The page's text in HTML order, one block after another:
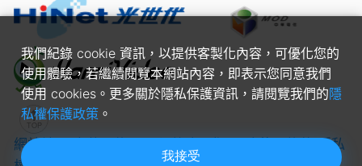
網站地圖
隱私
我們紀錄 cookie 資訊，以提供客製化內容，可優化您的
使用體驗，若繼續閱覽本網站內容，即表示您同意我們
使用 cookies。更多關於隱私保護資訊，請閱覽我們的隱
私權保護政策。
我接受